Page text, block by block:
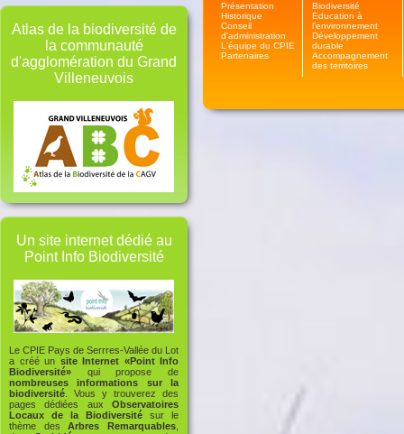
Atlas de la biodiversité de
la communauté
d'agglomération du Grand
Villeneuvois
Un site internet dédié au
Point Info Biodiversité
Le CPIE Pays de Serrres-Vallée du Lot
a créé un site Internet «Point Info
Biodiversité» qui propose de
nombreuses informations sur la
biodiversité . Vous y trouverez des
pages dédiées aux Observatoires
Locaux de la Biodiversité sur le
thème desArbres Remarquables
Présentation
Historique
Conseil
d'administration
L'équipe du CPIE
Partenaires
Biodiversité
Education à
l'environnement
Développement
durable
Accompagnement
des territoires